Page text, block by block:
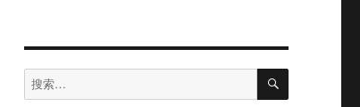
搜
索：
搜